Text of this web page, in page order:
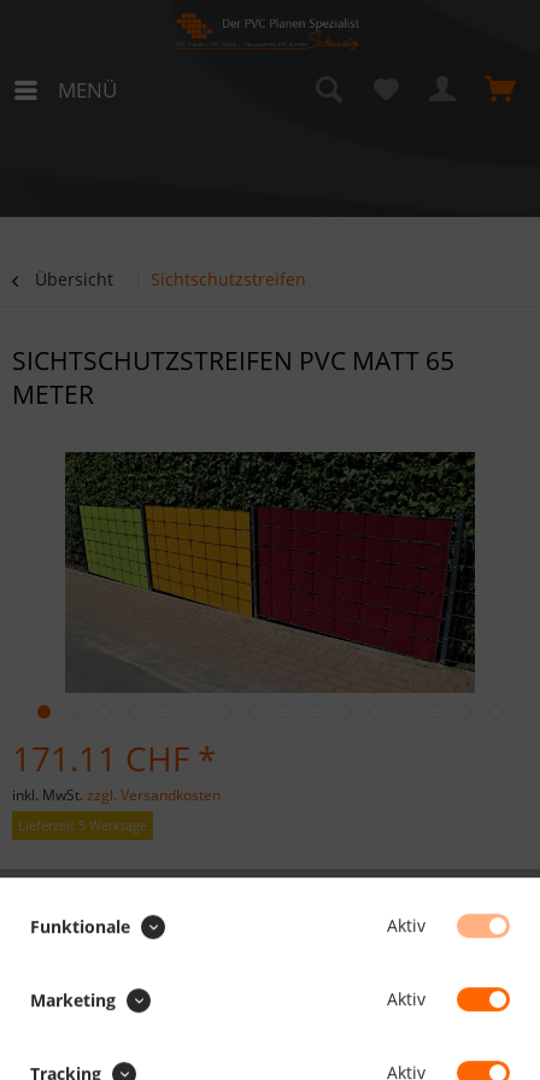
MENÜ
Übersicht Sichtschutzstreifen
SICHTSCHUTZSTREIFEN PVC MATT 65
METER
171.11 CHF *
inkl. MwSt. zzgl. Versandkosten
Lieferzeit 5 Werktage
exklusiv beige
Funktionale Aktiv
Marketing Aktiv
Tracking Aktiv